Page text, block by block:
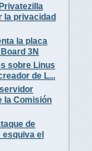
la privacidad
la placa
3N
sobre Linus
de L...
la Comisión
de
esquiva el